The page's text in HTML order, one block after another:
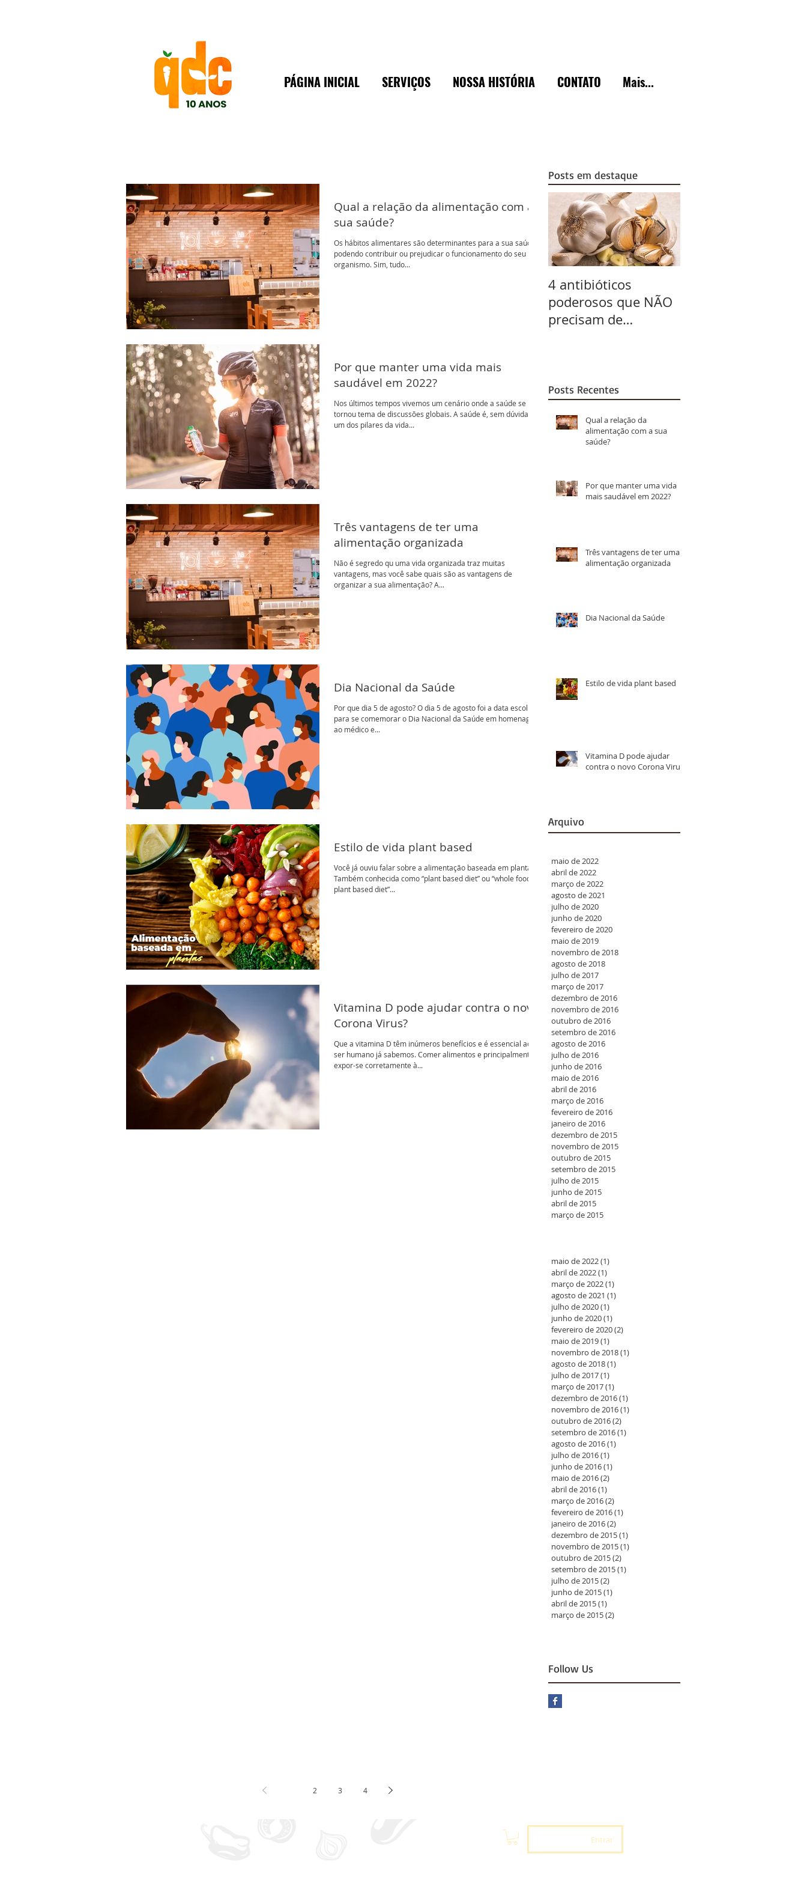
PÁGINA INICIAL SERVIÇOS NOSSA HISTÓRIA CONTATO Mais...
Posts em destaque
Qual a relação da alimentação com a
sua saúde?
Os hábitos alimentares são determinantes para a sua saúde,
podendo contribuir ou prejudicar o funcionamento do seu
organismo. Sim, tudo...
Por que manter uma vida mais
saudável em 2022?
Nos últimos tempos vivemos um cenário onde a saúde se
tornou tema de discussões globais. A saúde é, sem dúvidas,
um dos pilares da vida...
Três vantagens de ter uma
alimentação organizada
Não é segredo qu uma vida organizada traz muitas
vantagens, mas você sabe quais são as vantagens de
organizar a sua alimentação? A...
Dia Nacional da Saúde
Por que dia 5 de agosto? O dia 5 de agosto foi a data escolhida
para se comemorar o Dia Nacional da Saúde em homenagem
ao médico e...
Estilo de vida plant based
Você já ouviu falar sobre a alimentação baseada em plantas?
Também conhecida como “plant based diet” ou “whole food
plant based diet”...
Vitamina D pode ajudar contra o novo
Corona Virus?
Que a vitamina D têm inúmeros benefícios e é essencial ao
ser humano já sabemos. Comer alimentos e principalmente
expor-se corretamente à...
2 3 4
4 antibióticos
poderosos que NÃO
precisam de
Posts Recentes
Qual a relação da
alimentação com a sua
saúde?
Por que manter uma vida
mais saudável em 2022?
Três vantagens de ter uma
alimentação organizada
Dia Nacional da Saúde
Estilo de vida plant based
Vitamina D pode ajudar
contra o novo Corona Virus?
Arquivo
maio de 2022
abril de 2022
março de 2022
agosto de 2021
julho de 2020
junho de 2020
fevereiro de 2020
maio de 2019
novembro de 2018
agosto de 2018
julho de 2017
março de 2017
dezembro de 2016
novembro de 2016
outubro de 2016
setembro de 2016
agosto de 2016
julho de 2016
junho de 2016
maio de 2016
abril de 2016
março de 2016
fevereiro de 2016
janeiro de 2016
dezembro de 2015
novembro de 2015
outubro de 2015
setembro de 2015
julho de 2015
junho de 2015
abril de 2015
março de 2015
maio de 2022(1)
abril de 2022(1)
março de 2022(1)
agosto de 2021 (1)
julho de 2020(1)
junho de 2020(1)
fevereiro de 2020(2)
maio de 2019(1)
novembro de 2018(1)
agosto de 2018(1)
julho de 2017(1)
março de 2017(1)
dezembro de 2016(1)
novembro de 2016(1)
outubro de 2016(2)
setembro de 2016(1)
agosto de 2016(1)
julho de 2016(1)
junho de 2016(1)
maio de 2016(2)
abril de 2016(1)
março de 2016(2)
fevereiro de 2016(1)
janeiro de 2016(2)
dezembro de 2015(1)
novembro de 2015(1)
outubro de 2015(2)
setembro de 2015(1)
julho de 2015(2)
junho de 2015(1)
abril de 2015(1)
março de 2015(2)
Follow Us
Entrar